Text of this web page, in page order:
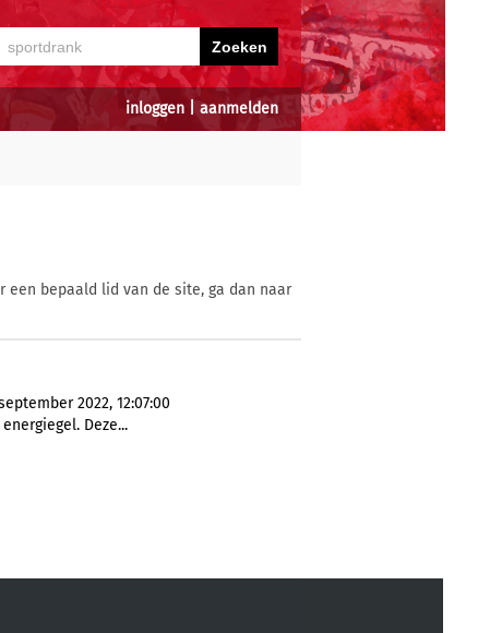
inloggen aanmelden
een bepaald lid van de site, ga dan naar
2022, 12:07:00
Deze...